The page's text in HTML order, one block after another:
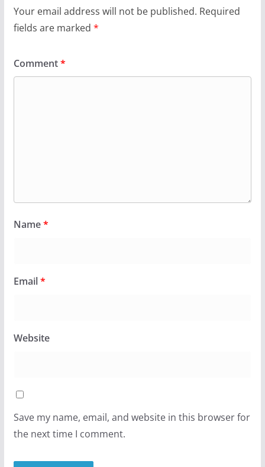
Your email address will not be published. Required
fields are marked *
Comment*
Name*
Email*
Website
Save my name, email, and website in this browser for
the next time I comment.